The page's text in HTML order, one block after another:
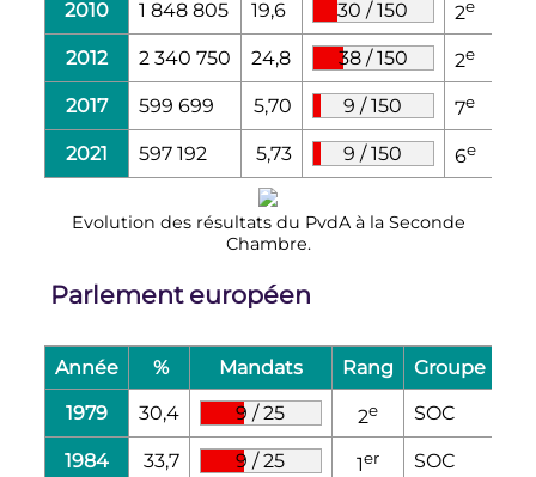
2010 1 848 805 19,6 30 / 150 2e
2012 2 340 750 24,8 38 / 150 2e
2017 599 699 5,70 9 / 150 7e
2021 597 192 5,73 9 / 150 6e
Evolution des résultats du PvdA à la Seconde
Chambre.
Parlement européen
Année % Mandats Rang
Groupe
1979
30,4 9 / 25 2e SOC
1984 33,7 9 / 25 1er SOC